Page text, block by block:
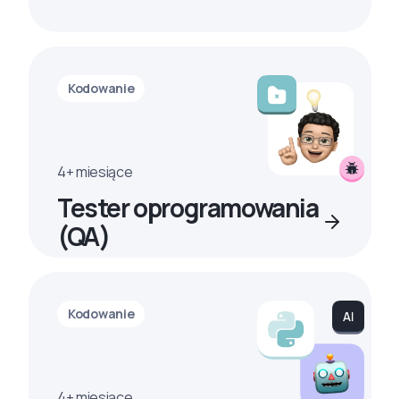
Kodowanie
4+ miesiące
Tester oprogramowania
(QA)
Kodowanie